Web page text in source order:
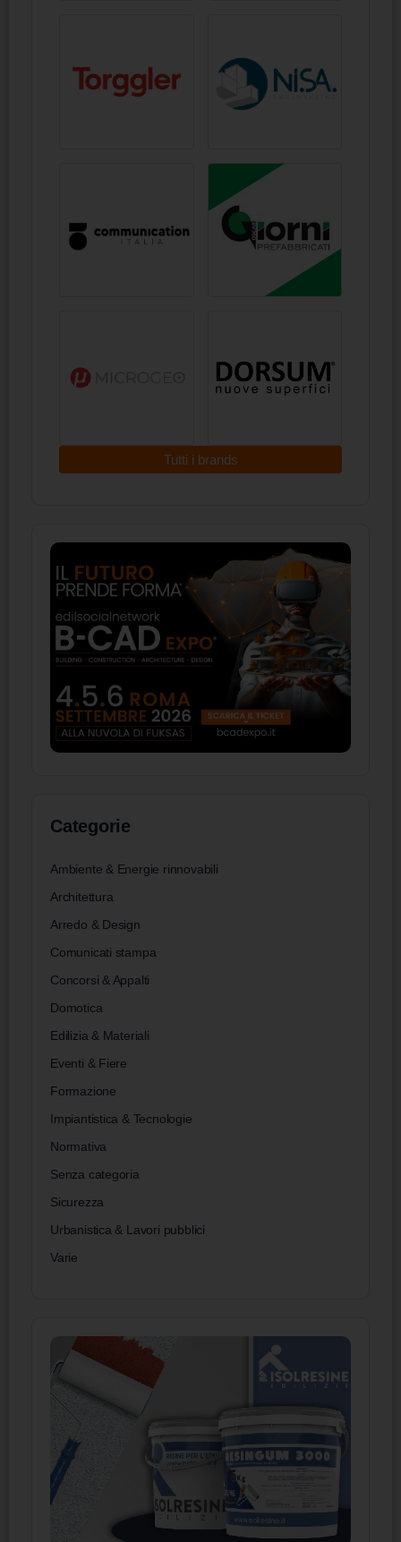
Tutti i brands
Categorie
Ambiente & Energie rinnovabili
Architettura
Arredo & Design
Comunicati stampa
Concorsi & Appalti
Domotica
Edilizia & Materiali
Eventi & Fiere
Formazione
Impiantistica & Tecnologie
Normativa
Senza categoria
Sicurezza
Urbanistica & Lavori pubblici
Varie